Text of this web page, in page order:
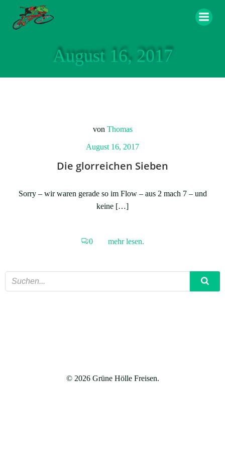
August 16, 2017
von Thomas
August 16, 2017
Die glorreichen Sieben
Sorry – wir waren gerade so im Flow – aus 2 mach 7 – und
keine […]
0 mehr lesen.
© 2026 Grüne Hölle Freisen.